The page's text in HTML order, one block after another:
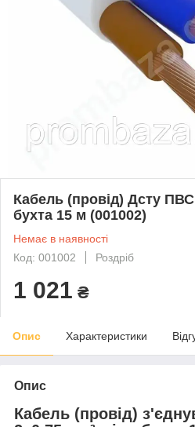
Кабель (провід) Дсту
бухта 15 м (001002)
Немає в наявності
Код: 001002
Роздріб
1 021 ₴
Опис Характеристики
Опис
Кабель (провід)